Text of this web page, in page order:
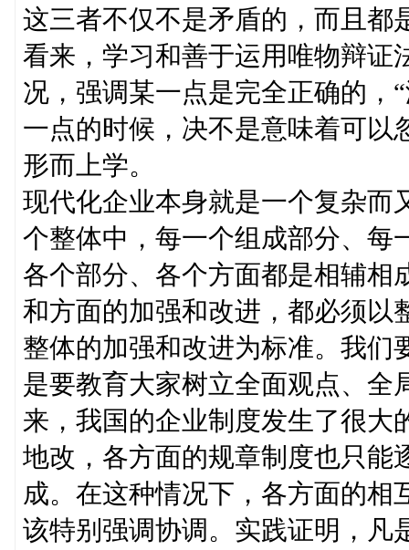
这三者不仅不是矛盾的，而且都
看来，学习和善于运用唯物辩证
况，强调某一点是完全正确的，
一点的时候，决不是意味着可以
形而上学。
现代化企业本身就是一个复杂而
个整体中，每一个组成部分、每
各个部分、各个方面都是相辅相
和方面的加强和改进，都必须以
整体的加强和改进为标准。我们
是要教育大家树立全面观点、全
来，我国的企业制度发生了很大
地改，各方面的规章制度也只能
成。在这种情况下，各方面的相
该特别强调协调。实践证明，凡